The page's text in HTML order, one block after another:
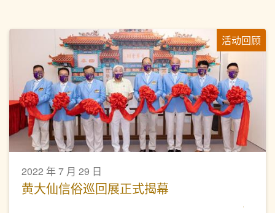
活动回顾
2022 年 7 月 29 日
黄大仙信俗巡回展正式揭幕